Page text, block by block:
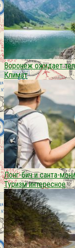
Воронеж ожидает
Климат
Лонг-бич и санта-
Туризм интересное